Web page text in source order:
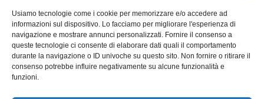
Usiamo tecnologie come i cookie per memorizzare e/o accedere ad
informazioni sul dispositivo. Lo facciamo per migliorare l'esperienza di
navigazione e mostrare annunci personalizzati. Fornire il consenso a
queste tecnologie ci consente di elaborare dati quali il comportamento
durante la navigazione o ID univoche su questo sito. Non fornire o ritirare il
consenso potrebbe influire negativamente su alcune funzionalità e
funzioni.